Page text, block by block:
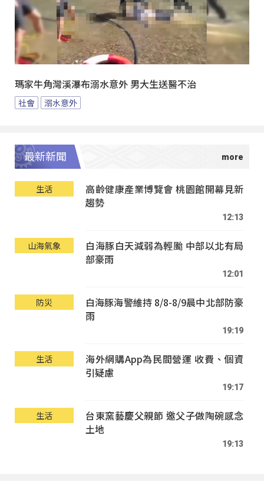
瑪家牛角灣溪瀑布溺水意外 男大生送醫不治
社會 溺水意外
最新新聞
生活
高齡健康產業博覽會 桃園館開幕見新
趨勢
12:13
山海氣象
白海豚白天減弱為輕颱 中部以北有局
部豪雨
12:01
防災
白海豚海警維持 8/8-8/9晨中北部防豪
雨
19:19
生活
海外網購App為民間營運 收費、個資
引疑慮
19:17
生活
台東窯藝慶父親節 邀父子做陶碗感念
土地
19:13